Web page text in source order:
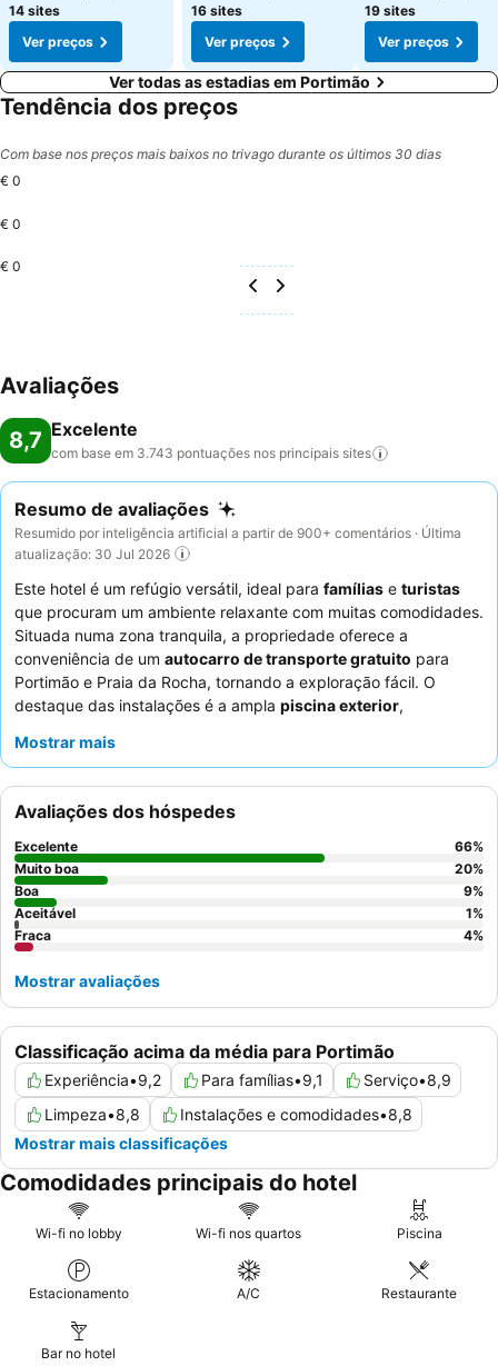
14 sites
Ver preços
16 sites
Ver preços
19 sites
Ver preços
Ver todas as estadias em Portimão
Tendência dos preços
Com base nos preços mais baixos no trivago durante os últimos 30 dias
€ 0
€ 0
€ 0
Avaliações
8,7 Excelente
com base em 3.743 pontuações nos principais sites
Resumo de avaliações
Resumido por inteligência artificial a partir de 900+ comentários · Última
atualização: 30 Jul 2026
Este hotel é um refúgio versátil, ideal para famílias e turistas
que procuram um ambiente relaxante com muitas comodidades.
Situada numa zona tranquila, a propriedade oferece a
conveniência de um autocarro de transporte gratuito para
Portimão e Praia da Rocha, tornando a exploração fácil. O
destaque das instalações é a ampla piscina exterior,
como sala de jogos, minigolfe e um campo de ténis. Os
simpáticos e prestativos
almoço, que inclui opções quentes e frias. Para aqueles que
desejam espaço e conforto extra, é altamente recomendável
optar por um dos
com uma grande
varanda.
Mostrar mais
Classificação acima da média para Portimão
Experiência•9,2 Para famílias•9,1 Serviço•8,9
Limpeza•8,8 Instalações e comodidades•8,8
Mostrar mais classificações
Avaliações dos hóspedes
Excelente 66%
Muito boa
20%
Boa
9%
Aceitável
1%
Fraca
4%
Mostrar avaliações
Comodidades principais do hotel
Wi-fi no lobby Wi-fi nos quartos Piscina
Estacionamento A/C Restaurante
Bar no hotel